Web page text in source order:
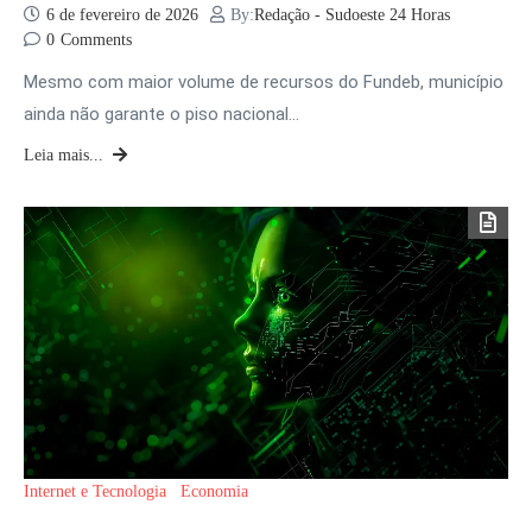
6 de fevereiro de 2026 By:Redação - Sudoeste 24 Horas
0 Comments
Mesmo com maior volume de recursos do Fundeb, município
ainda não garante o piso nacional…
Leia mais...
Internet e Tecnologia Economia